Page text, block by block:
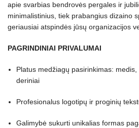
apie svarbias bendrovės pergales ir
minimalistinius, tiek prabangius dizaino
geriausiai atspindės jūsų organizacijos
PAGRINDINIAI PRIVALUMAI
Platus medžiagų pasirinkimas:
deriniai
Profesionalus logotipų ir proginių
Galimybė sukurti unikalias formas